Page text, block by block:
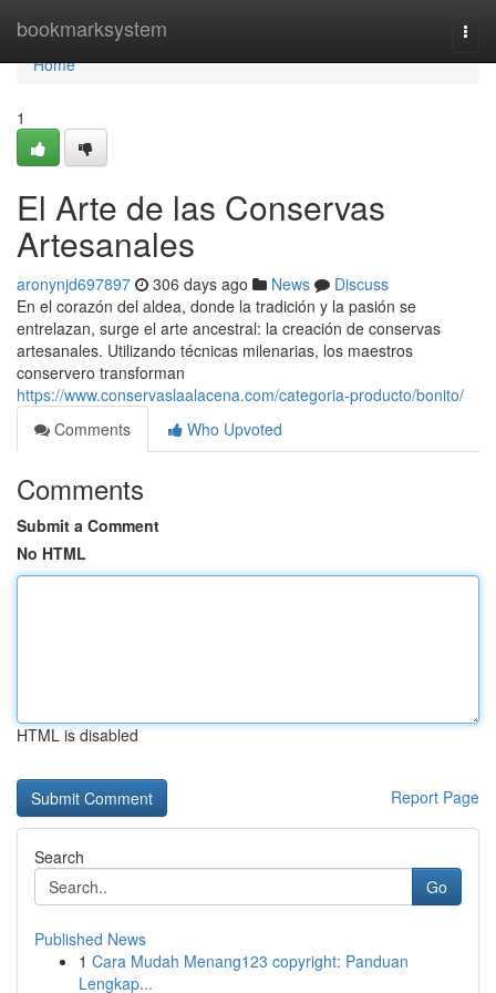
bookmarksystem
Home
Home
1
El Arte de las Conservas
Artesanales
aronynjd697897 306 days ago News
Discuss
En el corazón del aldea, donde la tradición y la pasión se
entrelazan, surge el arte ancestral: la creación de conservas
artesanales. Utilizando técnicas milenarias, los maestros
conservero transforman
https://www.conservaslaalacena.com/categoria-producto/bonito/
Comments
Who Upvoted
Comments
Submit a Comment
No HTML
HTML is disabled
Report Page
Search
Go
Published News
1 Cara Mudah Menang123 copyright: Panduan
Lengkap...